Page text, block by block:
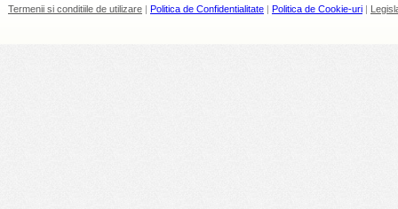
Termenii si conditiile de utilizare
Politica de Confidentialitate Politica de Cookie-uri